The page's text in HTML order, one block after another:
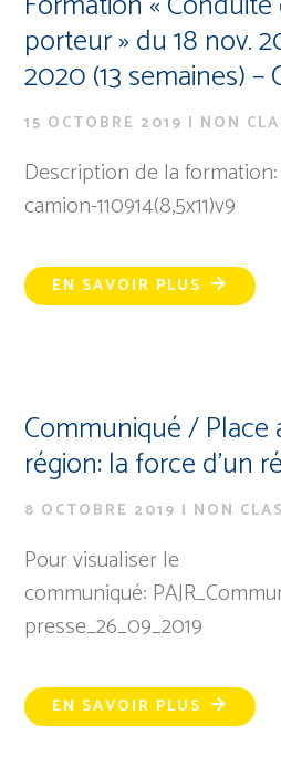
porteur » du 18 nov.
2020 (13 semaines) –
15 OCTOBRE 2019 | NON
Description de la
camion-110914(8,5x11)v9
EN SAVOIR PLUS
Communiqué / Place
région: la force d’un
8 OCTOBRE 2019 | NON
Pour visualiser le
communiqué:
presse_26_09_2019
EN SAVOIR PLUS